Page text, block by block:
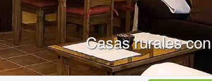
Casas rurales